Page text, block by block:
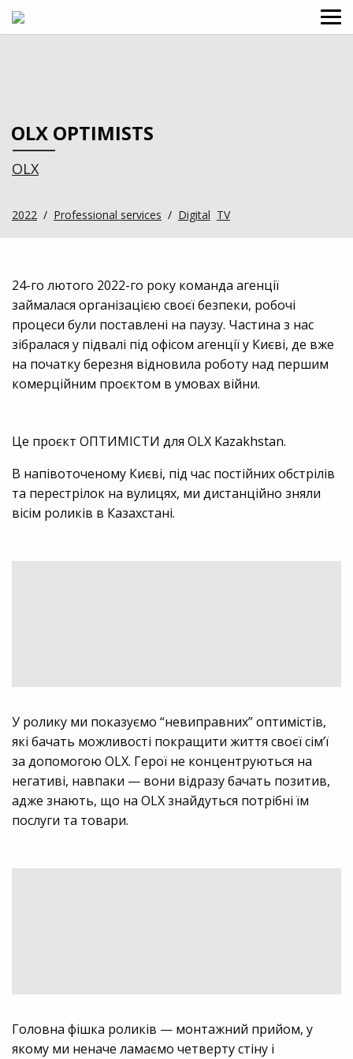
OLX OPTIMISTS
OLX
2022 / Professional services / Digital TV
24-го лютого 2022-го року команда агенції
займалася організацією своєї безпеки, робочі
процеси були поставлені на паузу. Частина з нас
зібралася у підвалі під офісом агенції у Києві, де вже
на початку березня відновила роботу над першим
комерційним проєктом в умовах війни.
Це проєкт ОПТИМІСТИ для OLX Kazakhstan.
В напівоточеному Києві, під час постійних обстрілів
та перестрілок на вулицях, ми дистанційно зняли
вісім роликів в Казахстані.
У ролику ми показуємо “невиправних” оптимістів,
які бачать можливості покращити життя своєї сім’ї
за допомогою OLX. Герої не концентруються на
негативі, навпаки — вони відразу бачать позитив,
адже знають, що на OLX знайдуться потрібні їм
послуги та товари.
Головна фішка роликів — монтажний прийом, у
якому ми неначе ламаємо четверту стіну і